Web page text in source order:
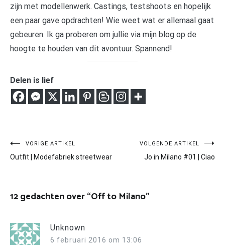
zijn met modellenwerk. Castings, testshoots en hopelijk
een paar gave opdrachten! Wie weet wat er allemaal gaat
gebeuren. Ik ga proberen om jullie via mijn blog op de
hoogte te houden van dit avontuur. Spannend!
Delen is lief
Bericht
navigatie
VORIGE ARTIKEL
Outfit | Modefabriek streetwear
VOLGENDE ARTIKEL
Jo in Milano #01 | Ciao
12 gedachten over “Off to Milano”
Unknown
6 februari 2016 om 13:06